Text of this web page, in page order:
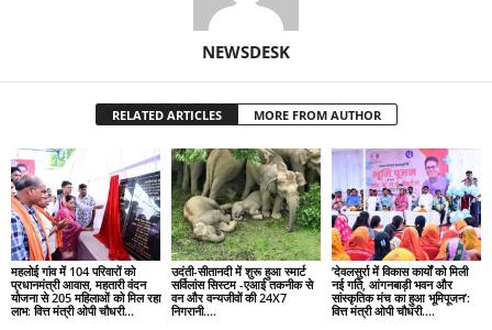
NEWSDESK
RELATED ARTICLES MORE FROM AUTHOR
महलोई गांव में 104 परिवारों को
प्रधानमंत्री आवास, महतारी वंदन
योजना से 205 महिलाओं को मिल रहा
लाभ: वित्त मंत्री ओपी चौधरी…
उदंती-सीतानदी में शुरू हुआ स्मार्ट
सर्विलांस सिस्टम -एआई तकनीक से
वन और वन्यजीवों की 24X7
निगरानी….
’देवलसुर्रा में विकास कार्यों को मिली
नई गति, आंगनबाड़ी भवन और
सांस्कृतिक मंच का हुआ भूमिपूजन’:
वित्त मंत्री ओपी चौधरी….